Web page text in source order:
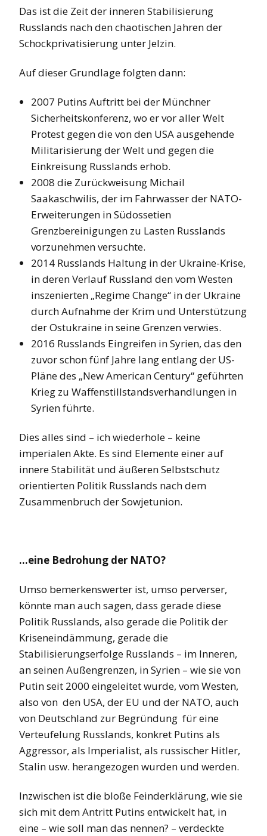
Das ist die Zeit der inneren Stabilisierung
Russlands nach den chaotischen Jahren der
Schockprivatisierung unter Jelzin.
Auf dieser Grundlage folgten dann:
2007 Putins Auftritt bei der Münchner
Sicherheitskonferenz, wo er vor aller Welt
Protest gegen die von den USA ausgehende
Militarisierung der Welt und gegen die
Einkreisung Russlands erhob.
2008 die Zurückweisung Michail
Saakaschwilis, der im Fahrwasser der NATO-
Erweiterungen in Südossetien
Grenzbereinigungen zu Lasten Russlands
vorzunehmen versuchte.
2014 Russlands Haltung in der Ukraine-Krise,
in deren Verlauf Russland den vom Westen
inszenierten „Regime Change“ in der Ukraine
durch Aufnahme der Krim und Unterstützung
der Ostukraine in seine Grenzen verwies.
2016 Russlands Eingreifen in Syrien, das den
zuvor schon fünf Jahre lang entlang der US-
Pläne des „New American Century“ geführten
Krieg zu Waffenstillstandsverhandlungen in
Syrien führte.
Dies alles sind – ich wiederhole – keine
imperialen Akte. Es sind Elemente einer auf
innere Stabilität und äußeren Selbstschutz
orientierten Politik Russlands nach dem
Zusammenbruch der Sowjetunion.
…eine Bedrohung der NATO?
Umso bemerkenswerter ist, umso perverser,
könnte man auch sagen, dass gerade diese
Politik Russlands, also gerade die Politik der
Kriseneindämmung, gerade die
Stabilisierungserfolge Russlands – im Inneren,
an seinen Außengrenzen, in Syrien – wie sie von
Putin seit 2000 eingeleitet wurde, vom Westen,
also von den USA, der EU und der NATO, auch
von Deutschland zur Begründung für eine
Verteufelung Russlands, konkret Putins als
Aggressor, als Imperialist, als russischer Hitler,
Stalin usw. herangezogen wurden und werden.
Inzwischen ist die bloße Feinderklärung, wie sie
sich mit dem Antritt Putins entwickelt hat, in
eine – wie soll man das nennen? – verdeckte